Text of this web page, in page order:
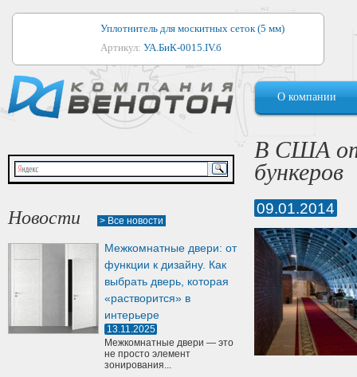
Уплотнитель для москитных сеток (5 мм)
Артикул: УА.БиК-0015.IV.б
Уплотнитель для алюминиевых окон
Артикул:1044
Уплотнитель для деревянных окон
Артикул:УМ.БиК-0062.IV.б
Уплотнитель лоджиевый для (4, 5, 6 мм)
Уплотнитель для деревянных дверей
Артикул:
О компании
Новости > Все новости
Межкомнатные двери: от
функции к дизайну. Как
выбрать дверь, которая
«растворится» в
интерьере
13.11.2025
Межкомнатные двери — это
не просто элемент
зонирования...
В США
бункеров
09.01.2014